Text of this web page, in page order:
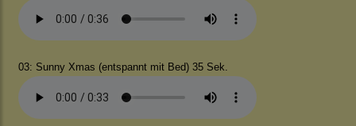
03: Sunny Xmas (entspannt mit Bed) 35 Sek.